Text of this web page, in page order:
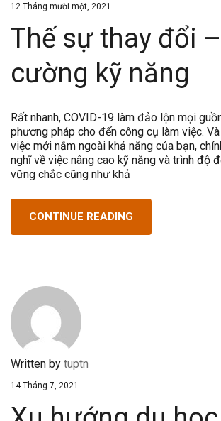
12 Tháng mười một, 2021
Thế sự thay đổi
cường kỹ năng
Rất nhanh, COVID-19 làm đảo lộn mọi
phương pháp cho đến công cụ làm việc.
việc mới nằm ngoài khả năng của bạn,
nghĩ về việc nâng cao kỹ năng và trình độ
vững chắc cũng như khả
CONTINUE READING
Written by tuptn
14 Tháng 7, 2021